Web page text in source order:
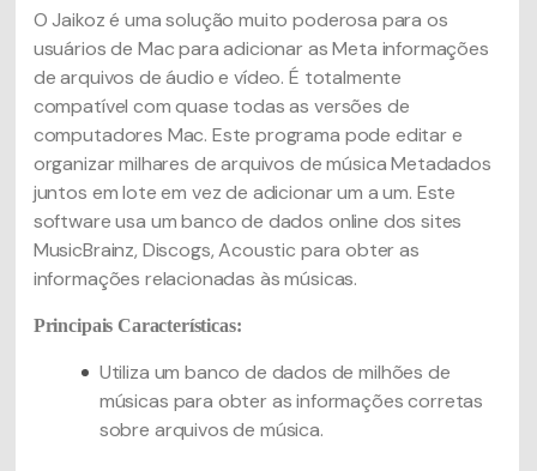
O Jaikoz é uma solução muito poderosa para os
usuários de Mac para adicionar as Meta informações
de arquivos de áudio e vídeo. É totalmente
compatível com quase todas as versões de
computadores Mac. Este programa pode editar e
organizar milhares de arquivos de música Metadados
juntos em lote em vez de adicionar um a um. Este
software usa um banco de dados online dos sites
MusicBrainz, Discogs, Acoustic para obter as
informações relacionadas às músicas.
Principais Características:
Utiliza um banco de dados de milhões de
músicas para obter as informações corretas
sobre arquivos de música.